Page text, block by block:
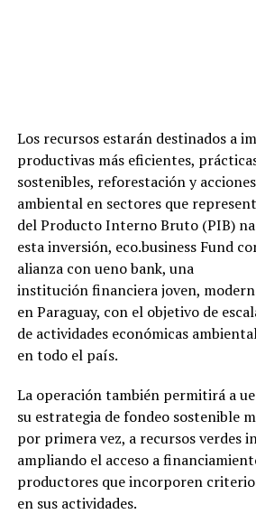
Los recursos estarán destinados a
productivas más eficientes,
sostenibles, reforestación y
ambiental en sectores que
del Producto Interno Bruto (PIB)
esta inversión, eco.business Fund
alianza con ueno bank, una
institución financiera joven,
en Paraguay, con el objetivo de
de actividades económicas
en todo el país.
La operación también permitirá a
su estrategia de fondeo sostenible
por primera vez, a recursos verdes
ampliando el acceso a
productores que incorporen
en sus actividades.